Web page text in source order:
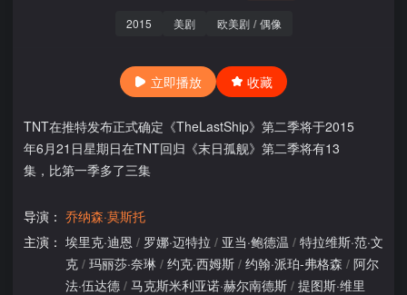
2015 美剧 欧美剧 / 偶像
立即播放 收藏
TNT在推特发布正式确定《TheLastShip》第二季将于2015
年6月21日星期日在TNT回归《末日孤舰》第二季将有13
集，比第一季多了三集
导演： 乔纳森·莫斯托
主演： 埃里克·迪恩 / 罗娜·迈特拉 / 亚当·鲍德温 / 特拉维斯·范·文
克 / 玛丽莎·奈琳 / 约克·西姆斯 / 约翰·派珀-弗格森 / 阿尔
法·伍达德 / 马克斯米利亚诺·赫尔南德斯 / 提图斯·维里